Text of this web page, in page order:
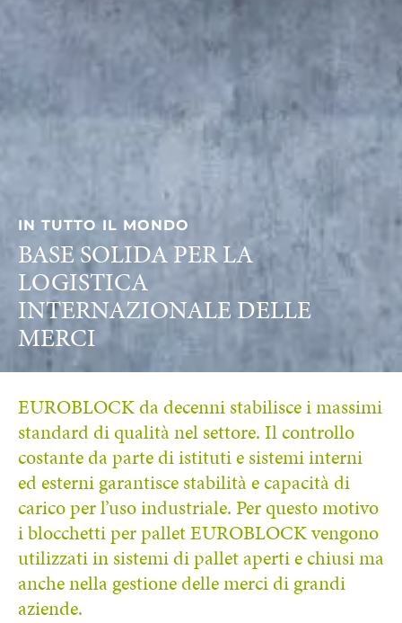
IN TUTTO IL MONDO
BASE SOLIDA PER LA
LOGISTICA
INTERNAZIONALE DELLE
MERCI
EUROBLOCK da decenni stabilisce i massimi
standard di qualità nel settore. Il controllo
costante da parte di istituti e sistemi interni
ed esterni garantisce stabilità e capacità di
carico per l’uso industriale. Per questo motivo
i blocchetti per pallet EUROBLOCK vengono
utilizzati in sistemi di pallet aperti e chiusi ma
anche nella gestione delle merci di grandi
aziende.